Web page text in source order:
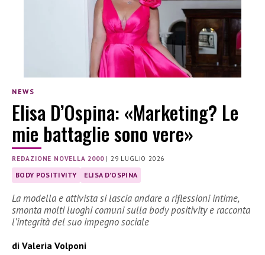
NEWS
Elisa D’Ospina: «Marketing? Le
mie battaglie sono vere»
REDAZIONE NOVELLA 2000| 29 LUGLIO 2026
BODY POSITIVITY ELISA D'OSPINA
La modella e attivista si lascia andare a riflessioni intime,
smonta molti luoghi comuni sulla body positivity e racconta
l’integrità del suo impegno sociale
di Valeria Volponi